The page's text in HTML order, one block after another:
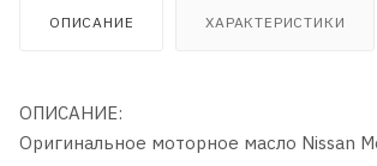
ОПИСАНИЕ ХАРАКТЕРИСТИКИ
ОПИСАНИЕ:
Оригинальное моторное масло Nissan